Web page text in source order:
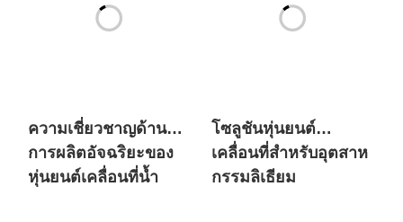
ศตวรรษ?
ความเชี่ยวชาญด้าน
การผลิตอัจฉริยะของ
หุ่นยนต์เคลื่อนที่น้ำ
โซลูชันหุ่นยนต์
เคลื่อนที่สำหรับอุตสาห
กรรมลิเธียม